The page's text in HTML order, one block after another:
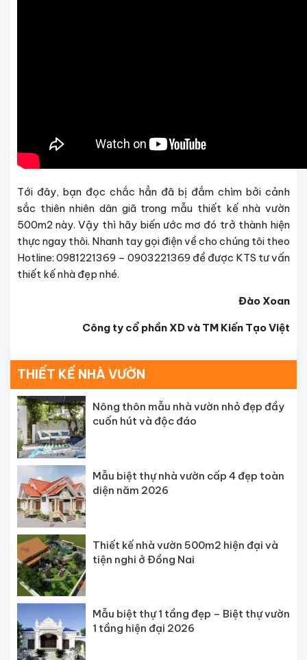
Tới đây, bạn đọc chắc hẳn đã bị đắm chìm bởi cảnh
sắc thiên nhiên dân giã trong mẫu thiết kế nhà vườn
500m2 này. Vậy thì hãy biến ước mơ đó trở thành hiện
thực ngay thôi. Nhanh tay gọi điện về cho chúng tôi theo
Hotline: 0981221369 – 0903221369 đề được KTS tư vấn
thiết kế nhà đẹp nhé.
Đào Xoan
Công ty cổ phần XD và TM Kiến Tạo Việt
THIẾT KẾ NHÀ VƯỜN
Nông thôn mẫu nhà vườn nhỏ đẹp đầy
cuốn hút và độc đáo
Mẫu biệt thự nhà vườn cấp 4 đẹp toàn
diện năm 2026
Thiết kế nhà vườn 500m2 hiện đại và
tiện nghi ở Đồng Nai
Mẫu biệt thự 1 tầng đẹp – Biệt thự vườn
1 tầng hiện đại 2026